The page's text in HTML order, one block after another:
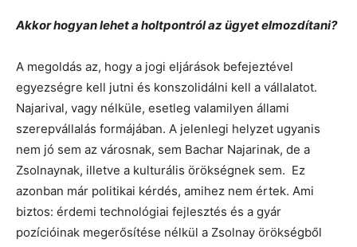
Akkor hogyan lehet a holtpontról az ügyet elmozdítani?
A megoldás az, hogy a jogi eljárások befejeztével
egyezségre kell jutni és konszolidálni kell a vállalatot.
Najarival, vagy nélküle, esetleg valamilyen állami
szerepvállalás formájában. A jelenlegi helyzet ugyanis
nem jó sem az városnak, sem Bachar Najarinak, de a
Zsolnaynak, illetve a kulturális örökségnek sem. Ez
azonban már politikai kérdés, amihez nem értek. Ami
biztos: érdemi technológiai fejlesztés és a gyár
pozícióinak megerősítése nélkül a Zsolnay örökségből